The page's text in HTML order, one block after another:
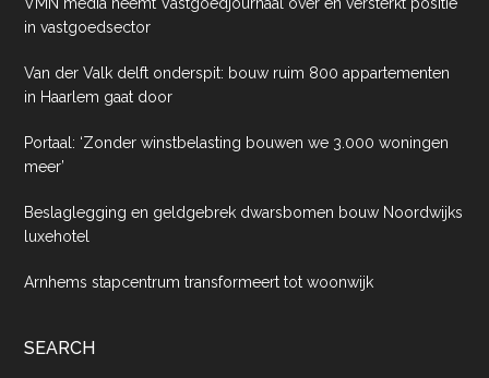
in vastgoedsector
Van der Valk delft onderspit: bouw ruim 800 appartementen
in Haarlem gaat door
Portaal: ‘Zonder winstbelasting bouwen we 3.000 woningen
meer’
Beslaglegging en geldgebrek dwarsbomen bouw Noordwijks
luxehotel
Arnhems stapcentrum transformeert tot woonwijk
SEARCH